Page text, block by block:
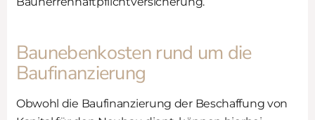
Baunebenkosten rund um die
Baufinanzierung
Obwohl die Baufinanzierung der Beschaffung von